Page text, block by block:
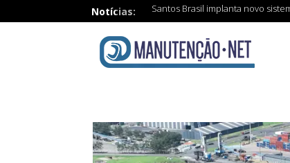
Notícias: Santos Brasil implanta novo